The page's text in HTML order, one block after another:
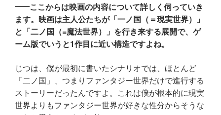
ここからは映画の内容について詳しく伺っていき
ます。映画は主人公たちが「一ノ国（＝現実世界）」
と「二ノ国（=魔法世界）」を行き来する展開で、ゲ
ーム版でいうと1作目に近い構造ですよね。
じつは、僕が最初に書いたシナリオでは、ほとんど
「二ノ国」、つまりファンタジー世界だけで進行する
ストーリーだったんですよ。これは僕が根本的に現実
世界よりもファンタジー世界が好きな性分からそうな